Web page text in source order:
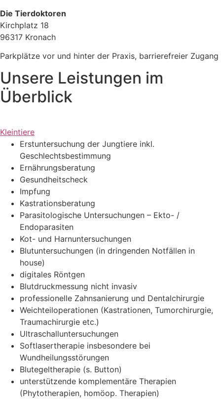
Die Tierdoktoren
Kirchplatz 18
96317 Kronach
Parkplätze vor und hinter der Praxis, barrierefreier Zugang
Unsere Leistungen im
Überblick
Kleintiere
Erstuntersuchung der Jungtiere inkl.
Geschlechtsbestimmung
Ernährungsberatung
Gesundheitscheck
Impfung
Kastrationsberatung
Parasitologische Untersuchungen – Ekto- /
Endoparasiten
Kot- und Harnuntersuchungen
Blutuntersuchungen (in dringenden Notfällen in
house)
digitales Röntgen
Blutdruckmessung nicht invasiv
professionelle Zahnsanierung und Dentalchirurgie
Weichteiloperationen (Kastrationen, Tumorchirurgie,
Traumachirurgie etc.)
Ultraschalluntersuchungen
Softlasertherapie insbesondere bei
Wundheilungsstörungen
Blutegeltherapie (s. Button)
unterstützende komplementäre Therapien
(Phytotherapien, homöop. Therapien)